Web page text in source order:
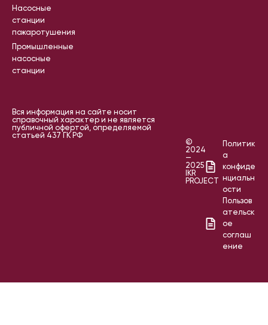
Насосные
станции
пожаротушения
Промышленные
насосные
станции
Вся информация на сайте носит
справочный характер и не является
публичной офертой, определяемой
статьей 437 ГК РФ
©
2024
—
2025
IKR
PROJECT
Политик
а
конфиде
нциальн
ости
Пользов
ательск
ое
соглаш
ение